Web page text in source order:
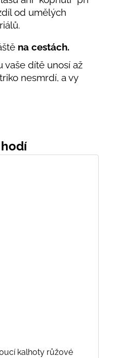
od umělých
na cestách.
vaše dítě unosí až
nesmrdí, a vy
kalhoty růžové